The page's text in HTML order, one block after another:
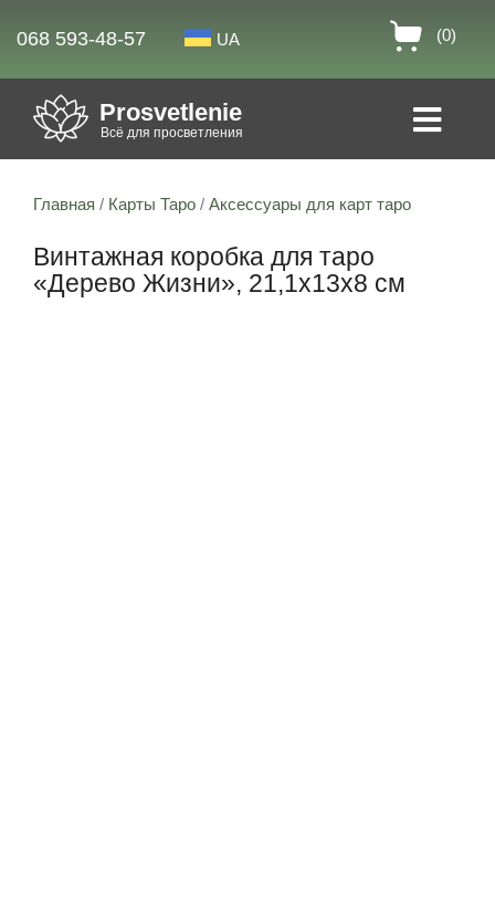
068 593-48-57 UA (0)
Prosvetlenie
Всё для просветления
Главная / Карты Таро / Аксессуары для карт таро
Винтажная коробка для таро
«Дерево Жизни», 21,1x13x8 см